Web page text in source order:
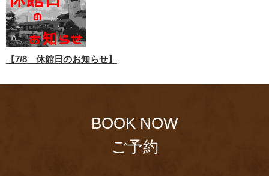
【7/8 休館日のお知らせ】
BOOK NOW
ご予約